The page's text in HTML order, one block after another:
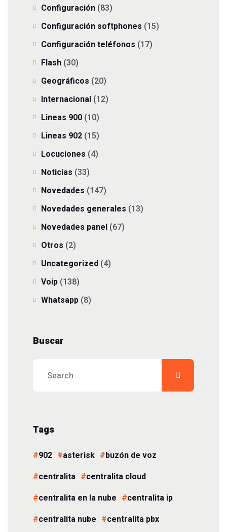
Configuración (83)
Configuración softphones (15)
Configuración teléfonos (17)
Flash (30)
Geográficos (20)
Internacional (12)
Lineas 900 (10)
Lineas 902 (15)
Locuciones (4)
Noticias (33)
Novedades (147)
Novedades generales (13)
Novedades panel (67)
Otros (2)
Uncategorized (4)
Voip (138)
Whatsapp (8)
Buscar
Tags
902 asterisk
buzón de voz
centralita
centralita cloud
centralita en la nube
centralita ip
centralita nube
centralita pbx